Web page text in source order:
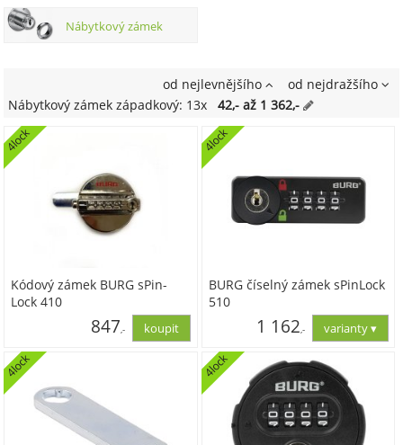
Nábytkový zámek
od nejlevnějšího
od nejdražšího
Nábytkový zámek západkový: 13x
42,- až 1 362,-
Kódový zámek BURG sPin-
Lock 410
4lock
847,-
BURG číselný zámek sPinLock
510
4lock
1 162 ,-
4lock 4lock